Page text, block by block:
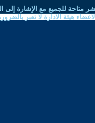
متاحة للجميع مع الإشارة إلى
هيئة الادارة لا تعبر